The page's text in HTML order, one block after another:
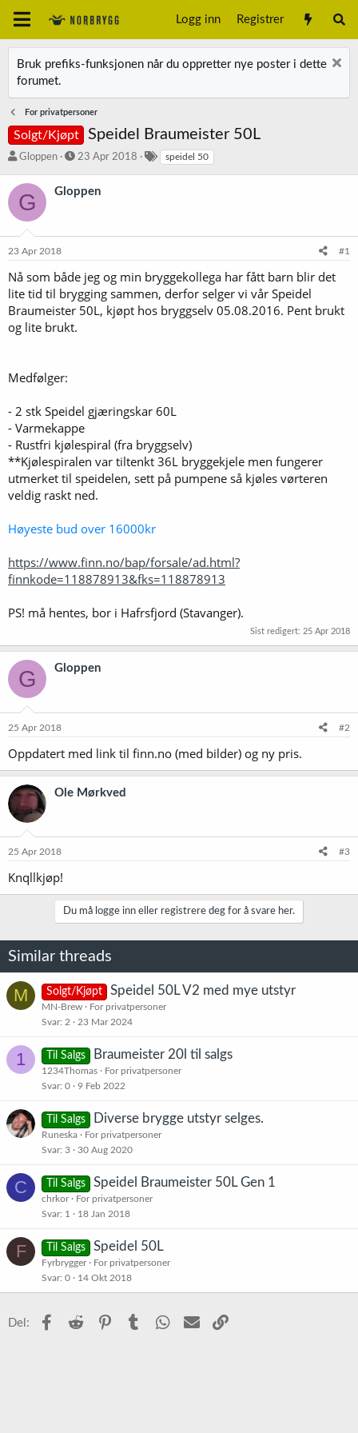
Logg inn Registrer
Bruk prefiks-funksjonen når du oppretter nye poster i dette
forumet.
For privatpersoner
Solgt/Kjøpt Speidel Braumeister 50L
T
å
d
s
r
t
e
r
Gloppen
S
r
23 Apr 2018 speidel 50
G Gloppen
23 Apr 2018 #1
Nå som både jeg og min bryggekollega har fått barn blir det
lite tid til brygging sammen, derfor selger vi vår Speidel
Braumeister 50L, kjøpt hos bryggselv 05.08.2016. Pent brukt
og lite brukt.
Medfølger:
- 2 stk Speidel gjæringskar 60L
- Varmekappe
- Rustfri kjølespiral (fra bryggselv)
**Kjølespiralen var tiltenkt 36L bryggekjele men fungerer
utmerket til speidelen, sett på pumpene så kjøles vørteren
veldig raskt ned.
Høyeste bud over 16000kr
https://www.finn.no/bap/forsale/ad.html?
finnkode=118878913&fks=118878913
PS! må hentes, bor i Hafrsfjord (Stavanger).
Sist redigert: 25 Apr 2018
G Gloppen
25 Apr 2018 #2
Oppdatert med link til finn.no (med bilder) og ny pris.
Ole Mørkved
25 Apr 2018 #3
Knqllkjøp!
Du må logge inn eller registrere deg for å svare her.
Similar threads
M Solgt/Kjøpt Speidel 50L V2 med mye utstyr
MN-Brew
For privatpersoner
Svar 2 23 Mar 2024
1 Til Salgs Braumeister 20l til salgs
1234Thomas
For privatpersoner
Svar 0 9 Feb 2022
Til Salgs Diverse brygge utstyr selges.
Runeska
For privatpersoner
Svar 3 30 Aug 2020
C Til Salgs Speidel Braumeister 50L Gen 1
chrkor
For privatpersoner
Svar 1 18 Jan 2018
F Til Salgs Speidel 50L
Fyrbrygger
For privatpersoner
Svar 0 14 Okt 2018
Del: Facebook
Reddit PinterestTumblr WhatsApp
E-post